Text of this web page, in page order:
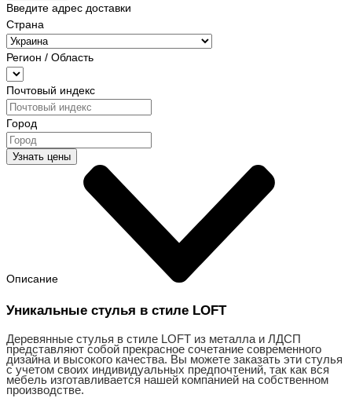
Введите адрес доставки
Страна
Регион / Область
Почтовый индекс
Город
Узнать цены
Описание
Уникальные стулья в стиле LOFT
Деревянные стулья в стиле LOFT из металла и ЛДСП
представляют собой прекрасное сочетание современного
дизайна и высокого качества. Вы можете заказать эти стулья
с учетом своих индивидуальных предпочтений, так как вся
мебель изготавливается нашей компанией на собственном
производстве.